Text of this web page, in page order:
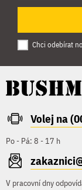
Chci odebírat
Volej na
Po - Pá: 8 - 17 h
V pracovní dny